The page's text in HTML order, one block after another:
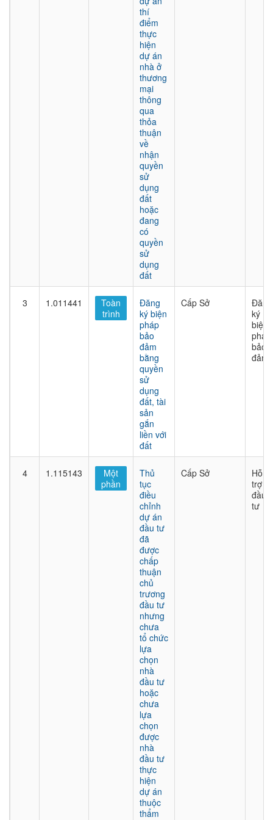
thí
điểm
thực
hiện
dự án
nhà ở
thương
mại
thông
qua
thỏa
thuận
về
nhận
quyền
sử
dụng
đất
hoặc
đang
có
quyền
sử
dụng
đất
3 1.011441
Toàn
trình
Đăng
ký biện
pháp
bảo
đảm
bằng
quyền
sử
dụng
đất, tài
sản
gắn
liền với
đất
Cấp Sở
Đăng
ký
biện
pháp
bảo
đảm
4 1.115143
Một
phần
Thủ
tục
điều
chỉnh
dự án
đầu tư
đã
được
chấp
thuận
chủ
trương
đầu tư
nhưng
chưa
tổ chức
lựa
chọn
nhà
đầu tư
hoặc
chưa
lựa
chọn
được
nhà
đầu tư
thực
hiện
dự án
thuộc
thẩm
Cấp Sở
Hỗ
trợ
đầu
tư